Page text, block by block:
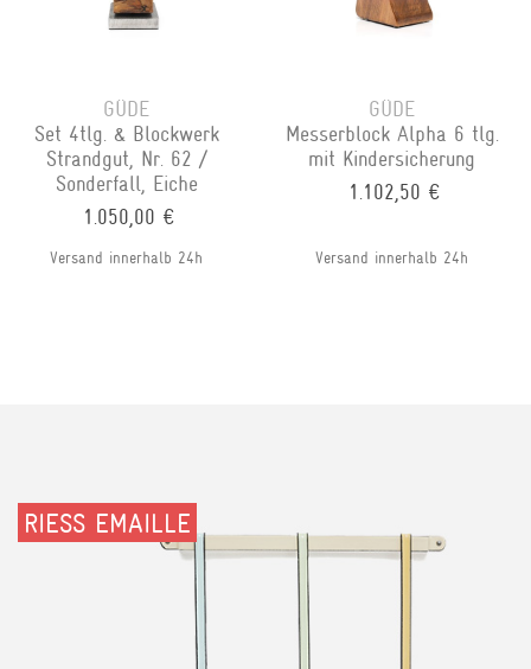
GÜDE
Set 4tlg. & Blockwerk
Strandgut, Nr. 62 /
Sonderfall, Eiche
1.050,00 €
Versand innerhalb 24h
GÜDE
Messerblock Alpha 6 tlg.
mit Kindersicherung
1.102,50 €
Versand innerhalb 24h
RIESS EMAILLE